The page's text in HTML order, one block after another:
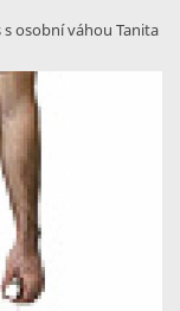
osobní váhou Tanita